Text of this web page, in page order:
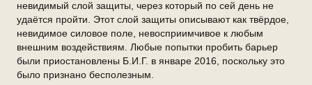
невидимый слой защиты, через который по сей день не
удаётся пройти. Этот слой защиты описывают как твёрдое,
невидимое силовое поле, невосприимчивое к любым
внешним воздействиям. Любые попытки пробить барьер
были приостановлены Б.И.Г. в январе 2016, поскольку это
было признано бесполезным.